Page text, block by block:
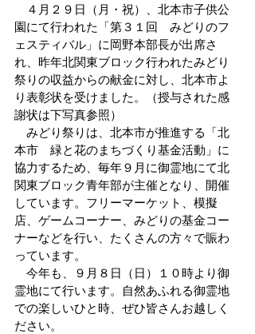
４月２９日（月・祝）、北本市子供公
園にて行われた「第３１回　みどりのフ
ェスティバル」に岡野本部長が出席さ
れ、昨年北関東ブロック行われたみどり
祭りの収益からの献金に対し、北本市よ
り表彰状を受けました。（授与された感
謝状は下写真参照）
みどり祭りは、北本市が推進する「北
本市　緑と花のまちづくり基金活動」に
協力するため、毎年９月に御霊地にて北
関東ブロック青年部が主催となり、開催
しています。フリーマーケット、模擬
店、ゲームコーナー、みどりの基金コー
ナーなどを行い、たくさんの方々で賑わ
っています。
今年も、９月８日（日）１０時より御
霊地にて行います。自然あふれる御霊地
での楽しいひと時、ぜひ皆さんお越しく
ださい。